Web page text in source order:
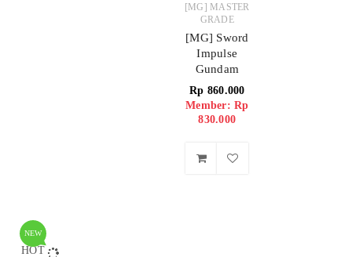
[MG] MASTER
GRADE
[MG] Sword
Impulse
Gundam
Rp 860.000
Member: Rp
830.000
NEW
HOT